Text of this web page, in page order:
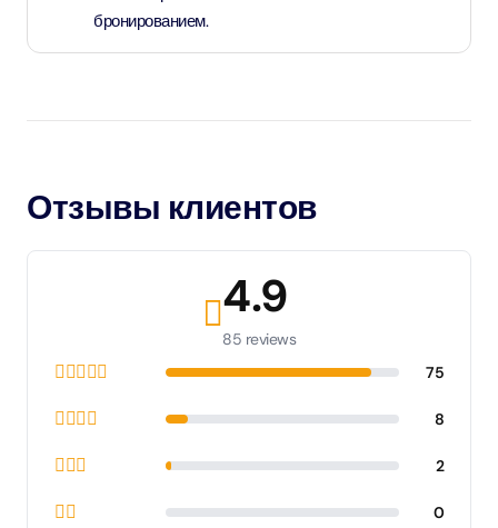
бронированием.
Отзывы клиентов
4.9
85 reviews
75
8
2
0